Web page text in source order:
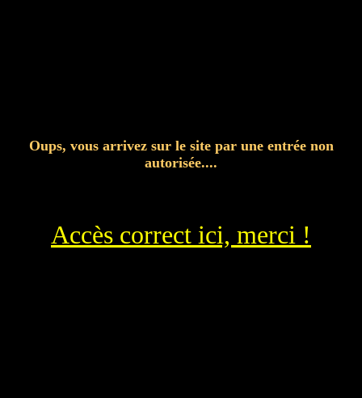
Oups, vous arrivez sur le site par une entrée non
autorisée....
Accès correct ici, merci !